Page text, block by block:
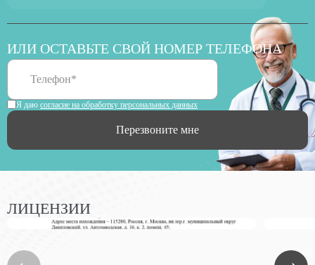
ИЛИ ОСТАВЬТЕ СВОЙ НОМЕР ТЕЛЕФОНА
Я даю согласие на обработку персональных данных
Перезвоните мне
ЛИЦЕНЗИИ